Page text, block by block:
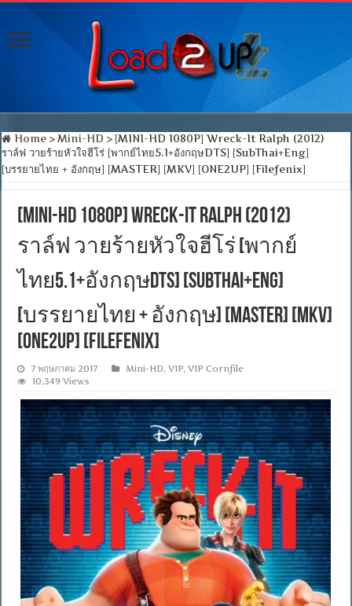
Home > Mini-HD > [MINI-HD 1080P] Wreck-It Ralph (2012)
ราล์ฟ วายร้ายหัวใจฮีโร่ [พากย์ไทย5.1+อังกฤษDTS] [SubThai+Eng]
[บรรยายไทย + อังกฤษ] [MASTER] [MKV] [ONE2UP] [Filefenix]
[MINI-HD 1080P] Wreck-It Ralph (2012)
ราล์ฟ วายร้ายหัวใจฮีโร่ [พากย์
ไทย5.1+อังกฤษDTS] [SubThai+Eng]
[บรรยายไทย + อังกฤษ] [MASTER] [MKV]
[ONE2UP] [Filefenix]
7 พฤษภาคม 2017 Mini-HD,VIP,VIP Cornfile
10,349 Views